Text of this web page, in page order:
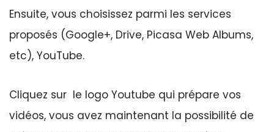
Ensuite, vous choisissez parmi les services
proposés (Google+, Drive, Picasa Web Albums,
etc), YouTube.
Cliquez sur le logo Youtube qui prépare vos
vidéos, vous avez maintenant la possibilité de